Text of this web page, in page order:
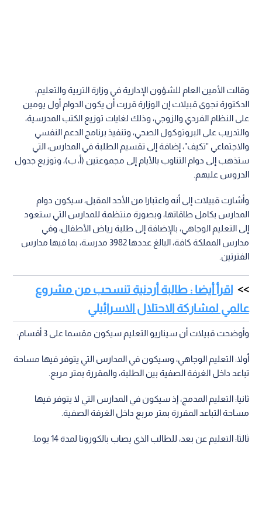
وقالت الأمين العام للشؤون الإدارية في وزارة التربية والتعليم،
الدكتورة نجوى قبيلات إن الوزارة قررت أن يكون الدوام أول يومين
على النظام الفردي والزوجي، وذلك لغايات توزيع الكتب المدرسية،
والتدريب على البروتوكول الصحي، وتنفيذ برنامج الدعم النفسي
والاجتماعي "تكيف"، إضافة إلى تقسيم الطلبة في المدارس، التي
ستذهب إلى دوام التناوب بالأيام إلى مجموعتين (أ، ب)، وتوزيع جدول
الدروس عليهم.
وأشارت قبيلات إلى أنه واعتبارا من الأحد المقبل، سيكون دوام
المدارس بكامل طاقاتها، وبصورة منتظمة للمدارس التي ستعود
إلى التعليم الوجاهي، بالإضافة إلى طلبة رياض الأطفال، وفي
مدارس المملكة كافة، البالغ عددها 3982 مدرسة، بما فيها مدارس
الفترتين.
اقرأ أيضا : طالبة أردنية تنسحب من مشروع
عالمي لمشاركة الاحتلال الاسرائيلي
وأوضحت قبيلات أن سيناريو التعليم سيكون مقسما على 3 أقسام:
أولا: التعليم الوجاهي، وسيكون في المدارس التي يتوفر فيها مساحة
تباعد داخل الغرفة الصفية بين الطلبة، والمقررة بمتر مربع.
ثانيا: التعليم المدمج، إذ سيكون في المدارس التي لا يتوفر فيها
مساحة التباعد المقررة بمتر مربع داخل الغرفة الصفية.
ثالثا: التعليم عن بعد، للطالب الذي يصاب بالكورونا لمدة 14 يوما.